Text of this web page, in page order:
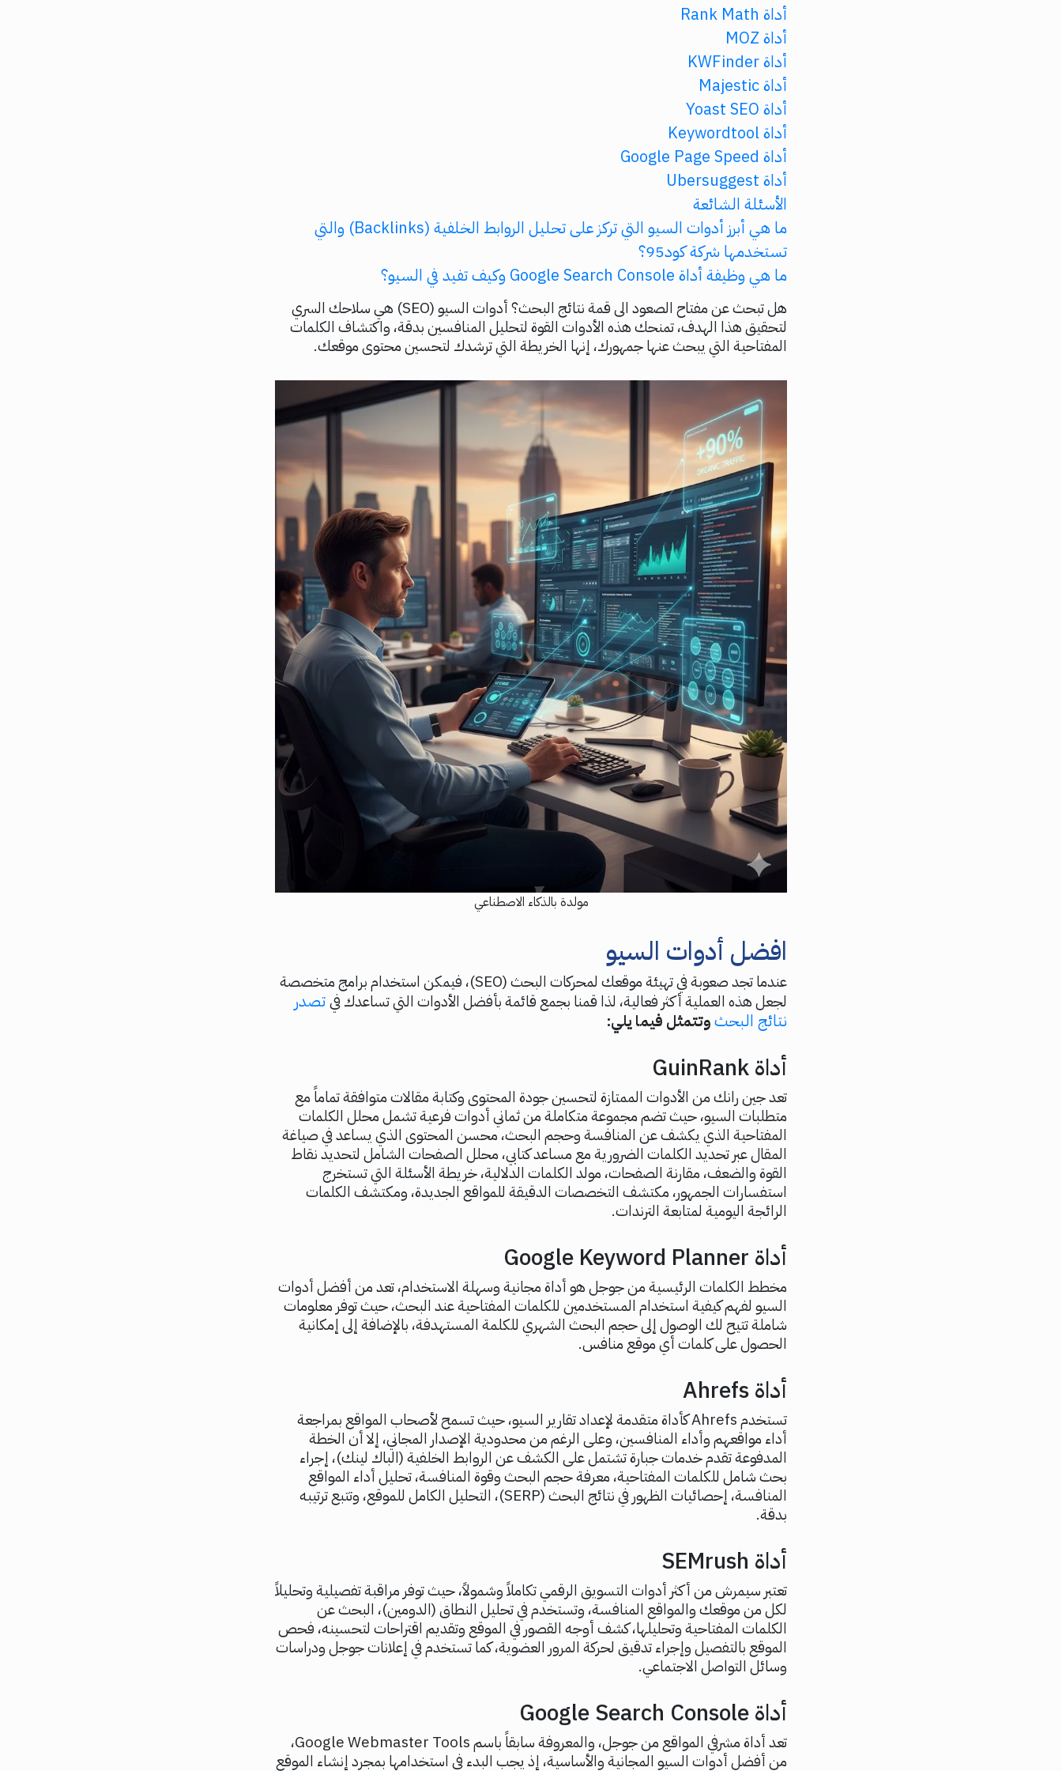
أداة Rank Math
أداة MOZ
أداة KWFinder
أداة Majestic
أداة Yoast SEO
أداة Keywordtool
أداة Google Page Speed
أداة Ubersuggest
الأسئلة الشائعة
ما هي أبرز أدوات السيو التي تركز على تحليل الروابط الخلفية (Backlinks) والتي
تستخدمها شركة كود95؟
ما هي وظيفة أداة Google Search Console وكيف تفيد في السيو؟
هل تبحث عن مفتاح الصعود الى قمة نتائج البحث؟ أدوات السيو (SEO) هي سلاحك السري
لتحقيق هذا الهدف، تمنحك هذه الأدوات القوة لتحليل المنافسين بدقة، واكتشاف الكلمات
المفتاحية التي يبحث عنها جمهورك، إنها الخريطة التي ترشدك لتحسين محتوى موقعك.
مولدة بالذكاء الاصطناعي
افضل أدوات السيو
عندما تجد صعوبة في تهيئة موقعك لمحركات البحث (SEO)، فيمكن استخدام برامج متخصصة
لجعل هذه العملية أكثر فعالية، لذا قمنا بجمع قائمة بأفضل الأدوات التي تساعدك فيتصدر
نتائج البحثوتتمثل فيما يلي:
أداة GuinRank
تعد جين رانك من الأدوات الممتازة لتحسين جودة المحتوى وكتابة مقالات متوافقة تماماً مع
متطلبات السيو، حيث تضم مجموعة متكاملة من ثماني أدوات فرعية تشمل محلل الكلمات
المفتاحية الذي يكشف عن المنافسة وحجم البحث، محسن المحتوى الذي يساعد في صياغة
المقال عبر تحديد الكلمات الضرورية مع مساعد كتابي، محلل الصفحات الشامل لتحديد نقاط
القوة والضعف، مقارنة الصفحات، مولد الكلمات الدلالية، خريطة الأسئلة التي تستخرج
استفسارات الجمهور، مكتشف التخصصات الدقيقة للمواقع الجديدة، ومكتشف الكلمات
الرائجة اليومية لمتابعة الترندات.
أداة Google Keyword Planner
مخطط الكلمات الرئيسية من جوجل هو أداة مجانية وسهلة الاستخدام، تعد من أفضل أدوات
السيو لفهم كيفية استخدام المستخدمين للكلمات المفتاحية عند البحث، حيث توفر معلومات
شاملة تتيح لك الوصول إلى حجم البحث الشهري للكلمة المستهدفة، بالإضافة إلى إمكانية
الحصول على كلمات أي موقع منافس.
أداة Ahrefs
تستخدم Ahrefs كأداة متقدمة لإعداد تقارير السيو، حيث تسمح لأصحاب المواقع بمراجعة
أداء مواقعهم وأداء المنافسين، وعلى الرغم من محدودية الإصدار المجاني، إلا أن الخطة
المدفوعة تقدم خدمات جبارة تشتمل على الكشف عن الروابط الخلفية (الباك لينك)، إجراء
بحث شامل للكلمات المفتاحية، معرفة حجم البحث وقوة المنافسة، تحليل أداء المواقع
المنافسة، إحصائيات الظهور في نتائج البحث (SERP)، التحليل الكامل للموقع، وتتبع ترتيبه
بدقة.
أداة SEMrush
تعتبر سيمرش من أكثر أدوات التسويق الرقمي تكاملاً وشمولاً، حيث توفر مراقبة تفصيلية وتحليلاً
لكل من موقعك والمواقع المنافسة، وتستخدم في تحليل النطاق (الدومين)، البحث عن
الكلمات المفتاحية وتحليلها، كشف أوجه القصور في الموقع وتقديم اقتراحات لتحسينه، فحص
الموقع بالتفصيل وإجراء تدقيق لحركة المرور العضوية، كما تستخدم في إعلانات جوجل ودراسات
وسائل التواصل الاجتماعي.
أداة Google Search Console
تعد أداة مشرفي المواقع من جوجل، والمعروفة سابقاً باسم Google Webmaster Tools،
من أفضل أدوات السيو المجانية والأساسية، إذ يجب البدء في استخدامها بمجرد إنشاء الموقع